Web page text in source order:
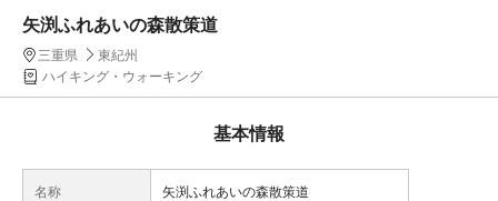
矢渕ふれあいの森散策道
三重県
東紀州
ハイキング・ウォーキング
基本情報
名称 矢渕ふれあいの森散策道